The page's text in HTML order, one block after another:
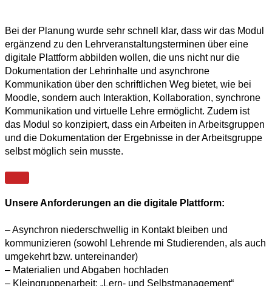
Bei der Planung wurde sehr schnell klar, dass wir das Modul
ergänzend zu den Lehrveranstaltungsterminen über eine
digitale Plattform abbilden wollen, die uns nicht nur die
Dokumentation der Lehrinhalte und asynchrone
Kommunikation über den schriftlichen Weg bietet, wie bei
Moodle, sondern auch Interaktion, Kollaboration, synchrone
Kommunikation und virtuelle Lehre ermöglicht. Zudem ist
das Modul so konzipiert, dass ein Arbeiten in Arbeitsgruppen
und die Dokumentation der Ergebnisse in der Arbeitsgruppe
selbst möglich sein musste.
Unsere Anforderungen an die digitale Plattform:
– Asynchron niederschwellig in Kontakt bleiben und
kommunizieren (sowohl Lehrende mi Studierenden, als auch
umgekehrt bzw. untereinander)
– Materialien und Abgaben hochladen
– Kleingruppenarbeit: „Lern- und Selbstmanagement“